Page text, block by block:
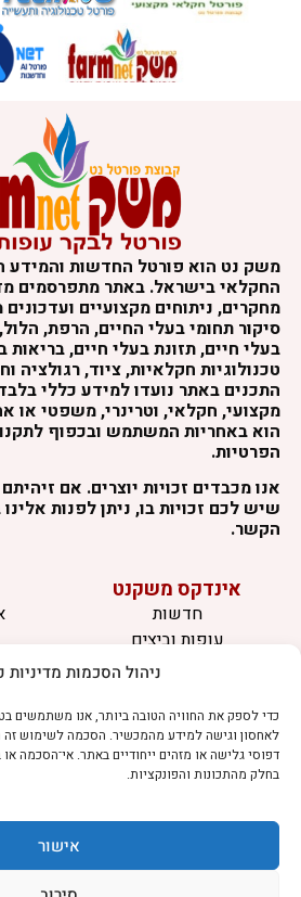
ניהול הסכמות מדיניות
לאחסון וגישה למידע מהמכשיר. הסכמה לשימוש זה
דפוסי גלישה או מזהים ייחודיים באתר. אי־הסכמה
בחלק מהתכונות והפונקציות.
אישור
משק נט הוא פורטל החדשות
החקלאי בישראל. באתר מתפרסמים
מחקרים, ניתוחים מקצועיים
סיקור תחומי בעלי החיים, הרפת,
בעלי חיים, תזונת בעלי חיים, בריאות
טכנולוגיות חקלאיות, ציוד,
התכנים באתר נועדו למידע כללי בלבד
מקצועי, חקלאי, וטרינרי, משפטי או
הוא באחריות המשתמש ובכפוף
הפרטיות.
אנו מכבדים זכויות יוצרים. אם
שיש לכם זכויות בו, ניתן לפנות
הקשר.
אינדקס משקנט
חדשות
עופות וביצים
בקר וחלב
אצות
בריאות מהחי
הרשמה לניוזלטר
פרסמו אצלנו